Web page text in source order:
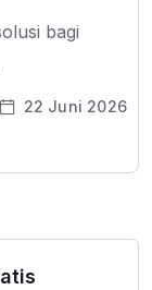
bagi
22 Juni 2026